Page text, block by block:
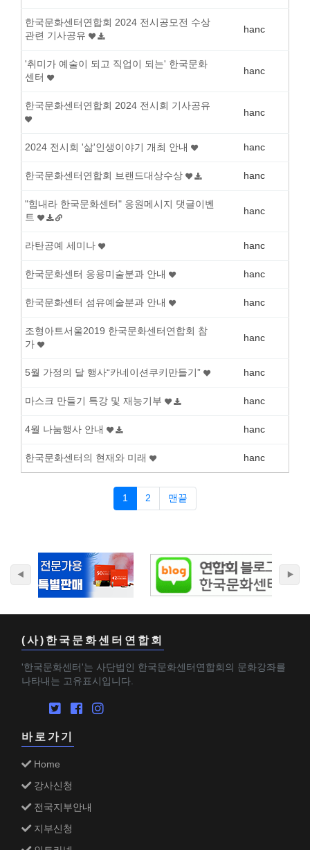
한국문화센터연합회 2024 전시공모전 수상
관련 기사공유
hanc
'취미가 예술이 되고 직업이 되는' 한국문화
센터
hanc
한국문화센터연합회 2024 전시회 기사공유
hanc
2024 전시회 '삶'인생이야기 개최 안내 hanc
한국문화센터연합회 브랜드대상수상 hanc
"힘내라 한국문화센터" 응원메시지 댓글이벤
트
hanc
라탄공예 세미나 hanc
한국문화센터 응용미술분과 안내 hanc
한국문화센터 섬유예술분과 안내 hanc
조형아트서울2019 한국문화센터연합회 참
가
hanc
5월 가정의 달 행사“카네이션쿠키만들기” hanc
마스크 만들기 특강 및 재능기부 hanc
4월 나눔행사 안내 hanc
한국문화센터의 현재와 미래 hanc
1 2 맨끝
(사)한국문화센터연합회
'한국문화센터'는 사단법인 한국문화센터연합회의 문화강좌를
나타내는 고유표시입니다.
바로가기
Home
강사신청
전국지부안내
지부신청